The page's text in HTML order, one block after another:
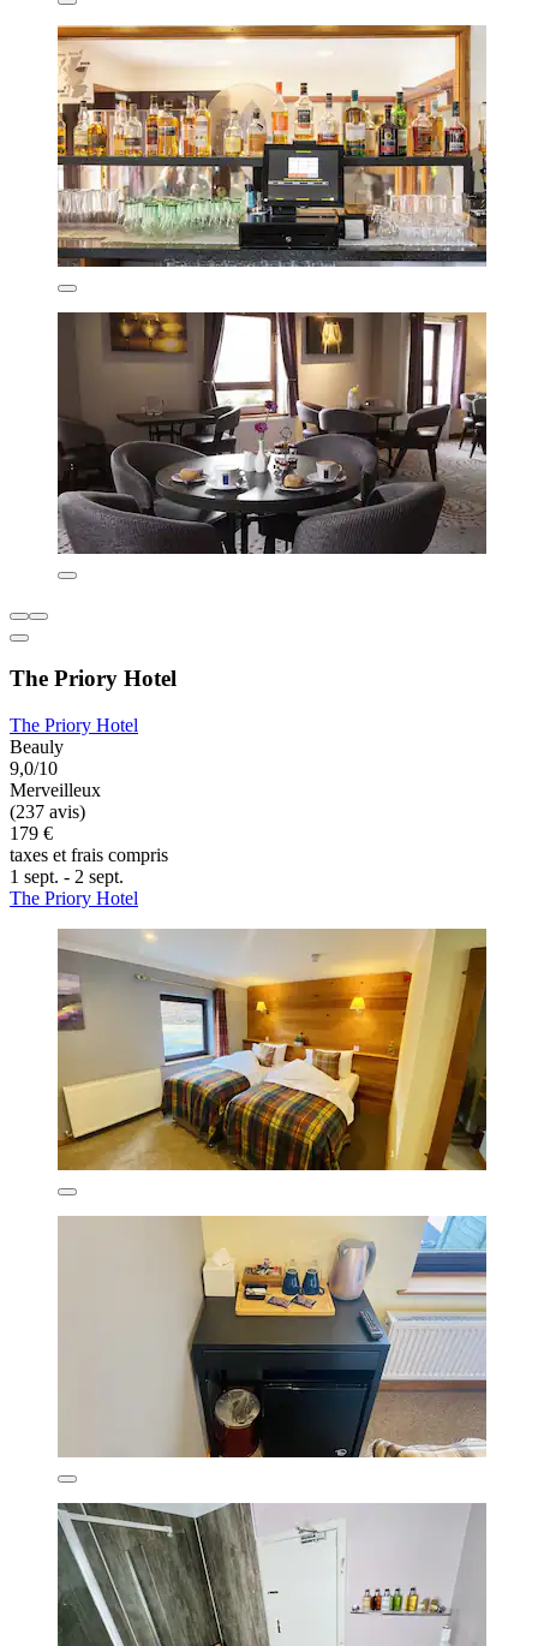
The Priory Hotel
The Priory Hotel
Beauly
9,0/10
Merveilleux
(237 avis)
179 €
taxes et frais compris
1 sept. - 2 sept.
The Priory Hotel